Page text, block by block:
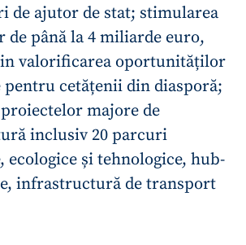
de ajutor de stat; stimularea
până la 4 miliarde euro,
valorificarea oportunităților
pentru cetățenii din diasporă;
majore de
inclusiv 20 parcuri
ecologice și tehnologice, hub-
infrastructură de transport